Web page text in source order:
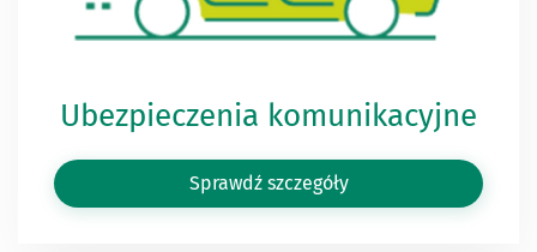
Ubezpieczenia komunikacyjne
Sprawdź szczegóły